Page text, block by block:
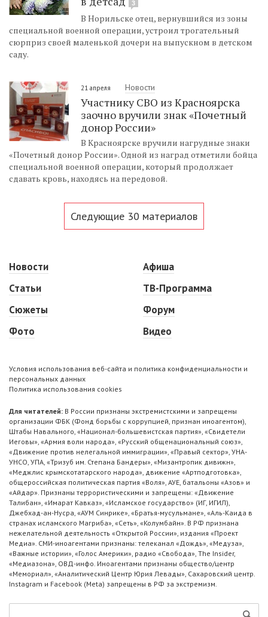
3
В Норильске отец, вернувшийся из зоны
специальной военной операции, устроил трогательный
сюрприз своей маленькой дочери на выпускном в детском
саду.
21 апреля Новости
Участнику СВО из Красноярска
заочно вручили знак «Почетный
донор России»
В Красноярске вручили нагрудные знаки
«Почетный донор России». Одной из наград отметили бойца
специальной военной операции, который продолжает
сдавать кровь, находясь на передовой.
Следующие 30 материалов
Новости
Статьи
Сюжеты
Фото
Афиша
ТВ-Программа
Форум
Видео
Условия использования веб-сайта и политика конфиденциальности и
персональных данных
Политика использования cookies
Для читателей: В России признаны экстремистскими и запрещены
организации ФБК (Фонд борьбы с коррупцией, признан иноагентом),
Штабы Навального, «Национал-большевистская партия», «Свидетели
Иеговы», «Армия воли народа», «Русский общенациональный союз»,
«Движение против нелегальной иммиграции», «Правый сектор», УНА-
УНСО, УПА, «Тризуб им. Степана Бандеры», «Мизантропик дивижн»,
«Меджлис крымскотатарского народа», движение «Артподготовка»,
общероссийская политическая партия «Воля», АУЕ, батальоны «Азов» и
«Айдар». Признаны террористическими и запрещены: «Движение
Талибан», «Имарат Кавказ», «Исламское государство» (ИГ, ИГИЛ),
Джебхад-ан-Нусра, «АУМ Синрике», «Братья-мусульмане», «Аль-Каида в
странах исламского Магриба», «Сеть», «Колумбайн». В РФ признана
нежелательной деятельность «Открытой России», издания «Проект
Медиа». СМИ-иноагентами признаны: телеканал «Дождь», «Медуза»,
«Важные истории», «Голос Америки», радио «Свобода», The Insider,
«Медиазона», ОВД-инфо. Иноагентами признаны общество/центр
«Мемориал», «Аналитический Центр Юрия Левады», Сахаровский центр.
Instagram и Facebook (Metа) запрещены в РФ за экстремизм.